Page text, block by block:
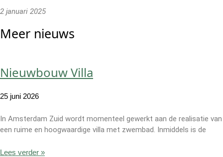
2 januari 2025
Meer nieuws
Nieuwbouw Villa
25 juni 2026
In Amsterdam Zuid wordt momenteel gewerkt aan de realisatie van
een ruime en hoogwaardige villa met zwembad. Inmiddels is de
Lees verder »